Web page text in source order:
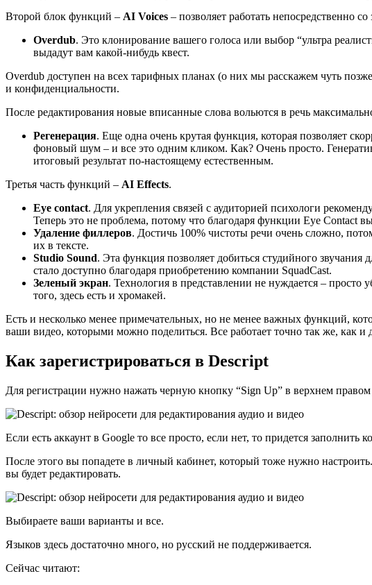
Второй блок функций – AI Voices – позволяет работать непосредственно со
Overdub. Это клонирование вашего голоса или выбор “ультра
выдадут вам какой-нибудь квест.
Overdub доступен на всех тарифных планах (о них мы расскажем чуть
и конфиденциальности.
После редактирования новые вписанные слова вольются в речь
Регенерация. Еще одна очень крутая функция, которая позволяет
фоновый шум – и все это одним кликом. Как? Очень просто.
итоговый результат по-настоящему естественным.
Третья часть функций – AI Effects.
Eye contact. Для укрепления связей с аудиторией психологи
Теперь это не проблема, потому что благодаря функции Eye Contact
Удаление филлеров. Достичь 100% чистоты речи очень сложно,
их в тексте.
Studio Sound. Эта функция позволяет добиться студийного
стало доступно благодаря приобретению компании SquadCast.
Зеленый экран. Технология в представлении не нуждается –
того, здесь есть и хромакей.
Есть и несколько менее примечательных, но не менее важных функций,
ваши видео, которыми можно поделиться. Все работает точно так же, как
Как зарегистрироваться в Descript
Для регистрации нужно нажать черную кнопку “Sign Up” в верхнем правом
Если есть аккаунт в Google то все просто, если нет, то придется заполнить
После этого вы попадете в личный кабинет, который тоже нужно
вы будет редактировать.
Выбираете ваши варианты и все.
Языков здесь достаточно много, но русский не поддерживается.
Сейчас читают: